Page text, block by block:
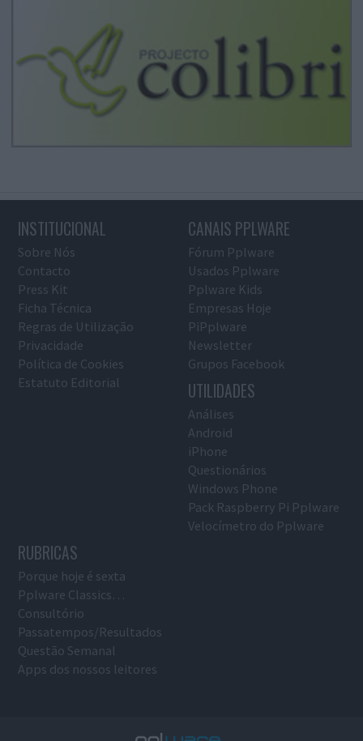
INSTITUCIONAL
Sobre Nós
Contacto
Press Kit
Ficha Técnica
Regras de Utilização
Privacidade
Política de Cookies
Estatuto Editorial
CANAIS PPLWARE
Fórum Pplware
Usados Pplware
Pplware Kids
Empresas Hoje
PiPplware
Newsletter
Grupos Facebook
UTILIDADES
Análises
Android
iPhone
Questionários
Windows Phone
Pack Raspberry Pi Pplware
Velocímetro do Pplware
RUBRICAS
Porque hoje é sexta
Pplware Classics…
Consultório
Passatempos/Resultados
Questão Semanal
Apps dos nossos leitores